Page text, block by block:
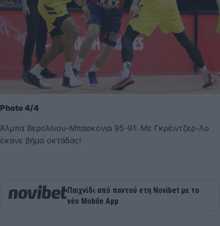
Photo 4/4
Άλμπα Βερολίνου-Μπασκόνια 95-91: Με Γκρέιντζερ-Λο
έκανε βήμα οκτάδας!
Παιχνίδι από παντού στη Novibet με το
νέο Mobile App